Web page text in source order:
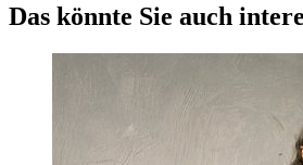
Das könnte Sie auch